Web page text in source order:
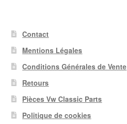
Contact
Mentions Légales
Conditions Générales de Vente
Retours
Pièces Vw Classic Parts
Politique de cookies